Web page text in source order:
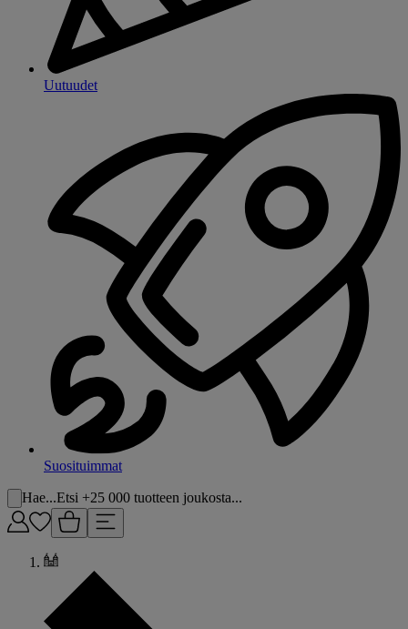
Uutuudet
Suosituimmat
Hae...Etsi +25 000 tuotteen joukosta...